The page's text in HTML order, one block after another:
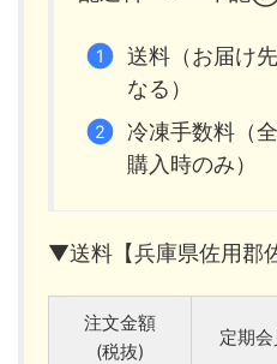
送料（お届け
なる）
冷凍手数料（
購入時のみ）
▼送料【兵庫県佐用郡
注文金額
(税抜)
定期会